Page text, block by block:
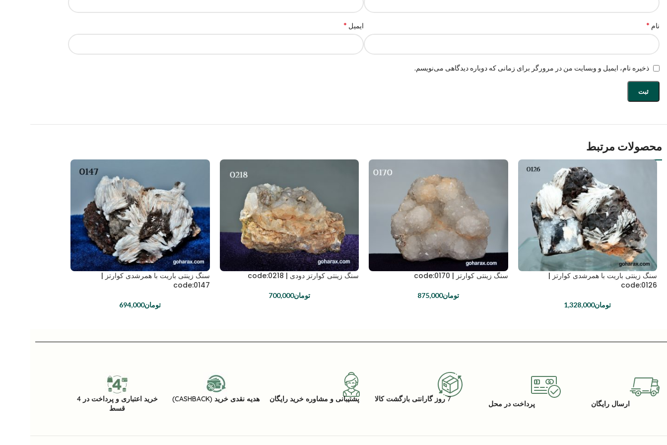
نام * ایمیل *
ذخیره نام، ایمیل و وبسایت من در مرورگر برای زمانی که دوباره دیدگاهی می‌نویسم.
محصولات مرتبط
سنگ زینتی باریت با همرشدی کوارتز |
code:0126
تومان1,328,000
سنگ زینتی کوارتز | code:0170
تومان875,000
سنگ زینتی کوارتز دودی | code:0218
تومان700,000
سنگ زینتی باریت با همرشدی کوارتز |
code:0147
تومان694,000
ارسال رایگان پرداخت در محل
7 روز گارانتی بازگشت کالا پشتیبانی و مشاوره خرید رایگان هدیه نقدی خرید (CASHBACK)
خرید اعتباری و پرداخت در 4
قسط